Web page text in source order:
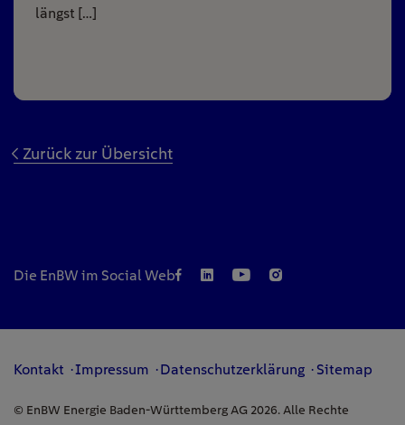
längst […]
Zurück zur Übersicht
Die EnBW im Social Web
Kontakt Impressum Datenschutzerklärung Sitemap
© EnBW Energie Baden-Württemberg AG 2026. Alle Rechte